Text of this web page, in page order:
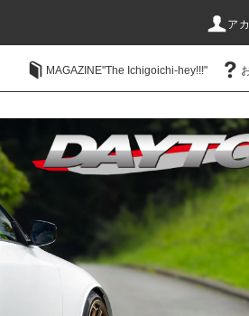
ア
MAGAZINE"The Ichigoichi-hey!!!"